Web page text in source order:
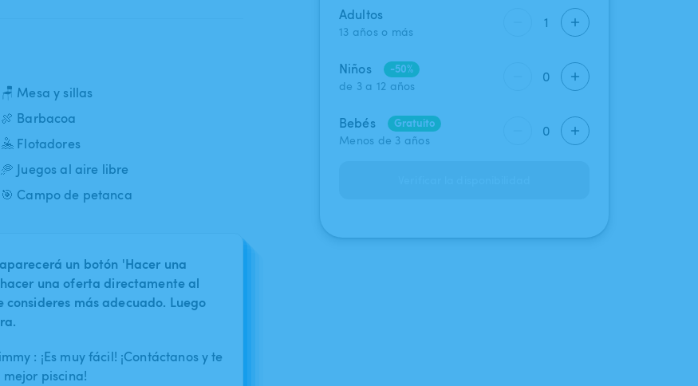
🪑 Mesa y sillas
🍖 Barbacoa
🤽 Flotadores
🥏 Juegos al aire libre
🎯 Campo de petanca
un botón 'Hacer una
una oferta directamente al
más adecuado. Luego
: ¡Es muy fácil! ¡Contáctanos y te
piscina!
Adultos
13 años o más
1
Niños
-50%
de 3 a 12 años
0
Bebés
Gratuito
Menos de 3 años
0